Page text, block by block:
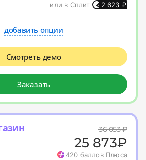
или в Сплит
2 623 ₽
добавить опции
Смотреть демо
Заказать
36 053₽
25 873₽
420 баллов Плюса